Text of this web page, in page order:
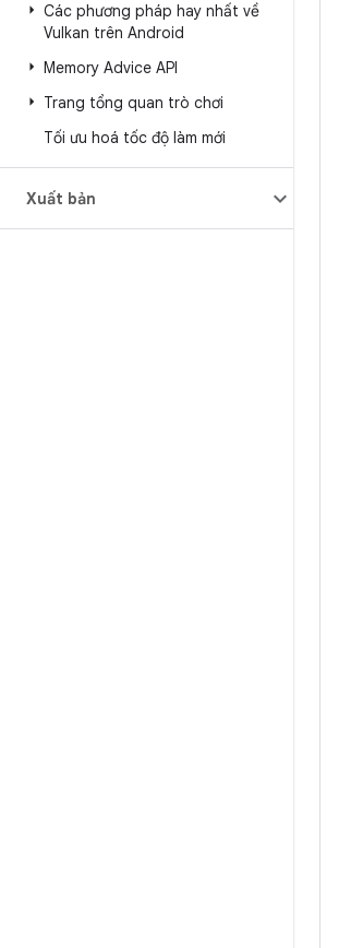
Các phương pháp hay nhất về
Vulkan trên Android
Memory Advice API
Trang tổng quan trò chơi
Tối ưu hoá tốc độ làm mới
Xuất bản